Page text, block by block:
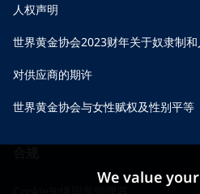
人权声明
世界黄金协会2023财年关于奴隶制
对供应商的期许
世界黄金协会与女性赋权及性别平等
We value